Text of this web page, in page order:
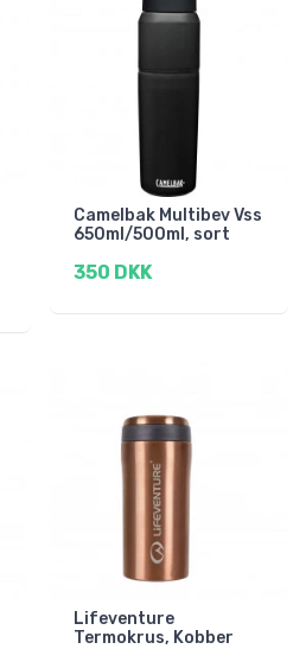
Camelbak Multibev Vss
650ml/500ml, sort
350 DKK
Lifeventure
Termokrus, Kobber